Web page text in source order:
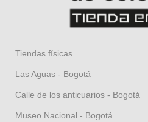
Tiendas físicas
Las Aguas - Bogotá
Calle de los anticuarios - Bogotá
Museo Nacional - Bogotá